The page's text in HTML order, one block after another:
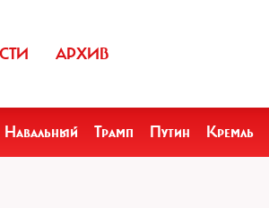
АРХИВ
Навальный Трамп Путин Кремль